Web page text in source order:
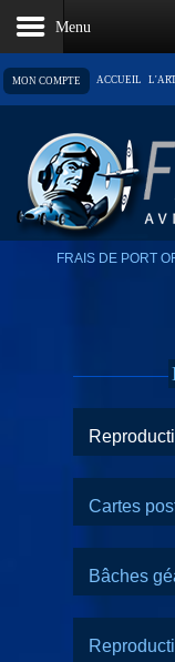
MON COMPTE ACCUEIL
FRAIS DE PORT
Cartes
Bâches